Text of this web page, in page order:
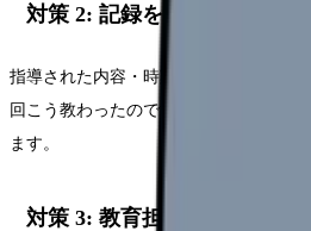
対策 2: 記録を見える化
指導された内容・時刻・手順をメモ。
回こう教わったのですが…」と記録を
ます。
対策 3: 教育担当・師長に面談